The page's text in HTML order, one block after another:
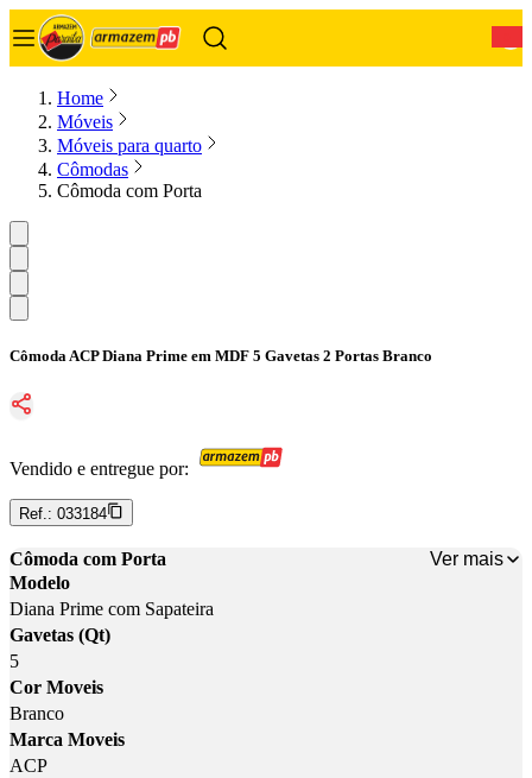
Home
Móveis
Móveis para quarto
Cômodas
Cômoda com Porta
Cômoda ACP Diana Prime em MDF 5 Gavetas 2 Portas Branco
Vendido e entregue por:
Ref.: 033184
Cômoda com Porta
Ver mais
Modelo
Diana Prime com Sapateira
Gavetas (Qt)
5
Cor Moveis
Branco
Marca Moveis
ACP